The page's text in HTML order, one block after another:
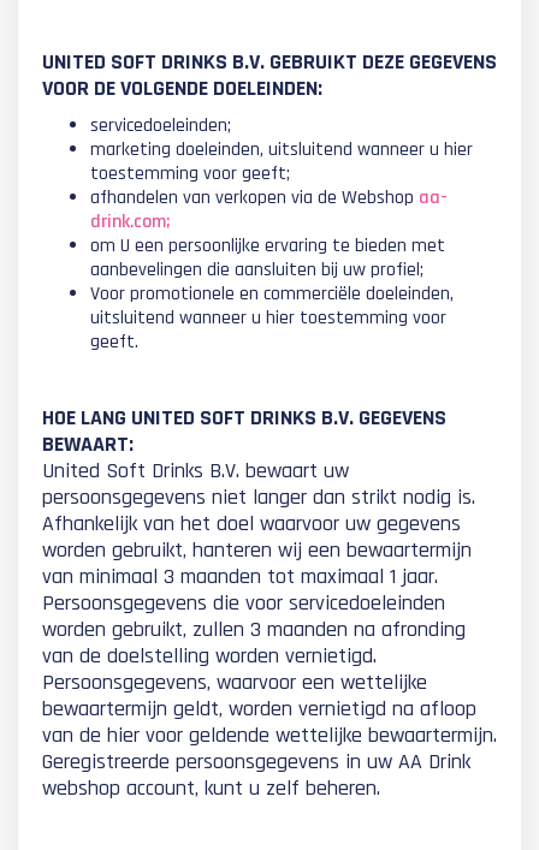
UNITED SOFT DRINKS B.V. GEBRUIKT DEZE GEGEVENS
VOOR DE VOLGENDE DOELEINDEN:
servicedoeleinden;
marketing doeleinden, uitsluitend wanneer u hier
toestemming voor geeft;
afhandelen van verkopen via de Webshop aa-
drink.com;
om U een persoonlijke ervaring te bieden met
aanbevelingen die aansluiten bij uw profiel;
Voor promotionele en commerciële doeleinden,
uitsluitend wanneer u hier toestemming voor
geeft.
HOE LANG UNITED SOFT DRINKS B.V. GEGEVENS
BEWAART:
United Soft Drinks B.V. bewaart uw
persoonsgegevens niet langer dan strikt nodig is.
Afhankelijk van het doel waarvoor uw gegevens
worden gebruikt, hanteren wij een bewaartermijn
van minimaal 3 maanden tot maximaal 1 jaar.
Persoonsgegevens die voor servicedoeleinden
worden gebruikt, zullen 3 maanden na afronding
van de doelstelling worden vernietigd.
Persoonsgegevens, waarvoor een wettelijke
bewaartermijn geldt, worden vernietigd na afloop
van de hier voor geldende wettelijke bewaartermijn.
Geregistreerde persoonsgegevens in uw AA Drink
webshop account, kunt u zelf beheren.